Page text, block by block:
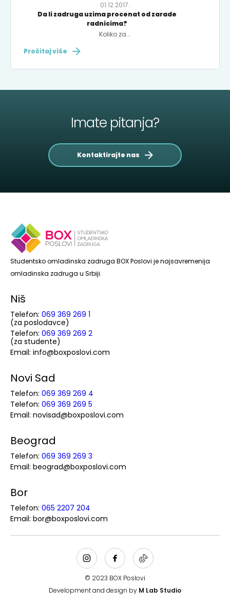
01.12.2017.
Da li zadruga uzima procenat od zarade
radnicima?
Koliko za...
Pročitaj više
Imate pitanja?
Kontaktirajte nas
Studentsko omladinska zadruga BOX Poslovi je najsavremenija
omladinska zadruga u Srbiji.
Niš
Telefon: 069 369 269 1
(za poslodavce)
Telefon: 069 369 269 2
(za studente)
Email: info@boxposlovi.com
Novi Sad
Telefon: 069 369 269 4
Telefon: 069 369 269 5
Email: novisad@boxposlovi.com
Beograd
Telefon: 069 369 269 3
Email: beograd@boxposlovi.com
Bor
Telefon: 065 2207 204
Email: bor@boxposlovi.com
© 2023 BOX Poslovi
Development and design by M Lab Studio